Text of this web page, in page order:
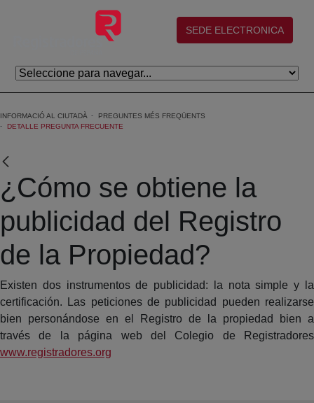
Salta al contingut principal
(abre en nueva ventana)
SEDE ELECTRONICA
INFORMACIÓ AL CIUTADÀ
PREGUNTES MÉS FREQÜENTS
DETALLE PREGUNTA FRECUENTE
¿Cómo se obtiene la
publicidad del Registro
de la Propiedad?
Existen dos instrumentos de publicidad: la nota simple y la
certificación. Las peticiones de publicidad pueden realizarse
bien personándose en el Registro de la propiedad bien a
través de la página web del Colegio de Registradores
www.registradores.org